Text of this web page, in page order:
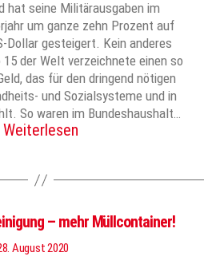
hat seine Militärausgaben im
um ganze zehn Prozent auf
Dollar gesteigert. Kein anderes
der Welt verzeichnete einen so
das für den dringend nötigen
und Sozialsysteme und in
So waren im Bundeshaushalt…
Weiterlesen
– mehr Müllcontainer!
August 2020